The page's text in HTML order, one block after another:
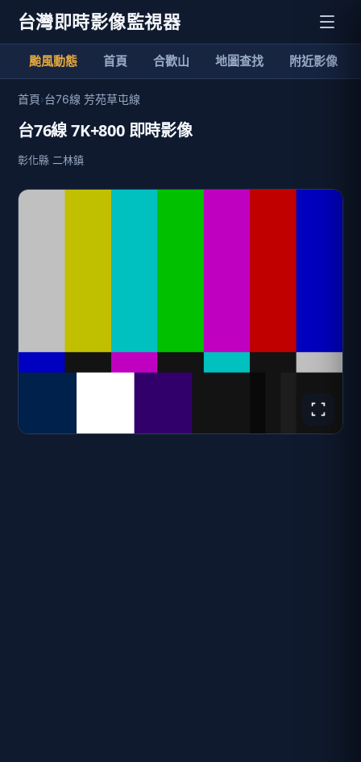
台灣即時影像監視器
颱風動態 首頁 合歡山 地圖查找 附近影像
首頁›台76線 芳苑草屯線
台76線 7K+800 即時影像
彰化縣 二林鎮